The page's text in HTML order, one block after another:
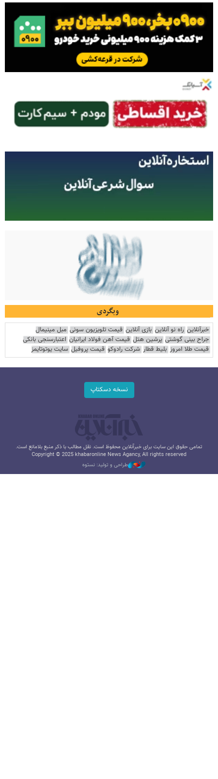
وبگردی
خبرآنلاین راه نو آنلاین بازی آنلاین قیمت تلویزیون سونی مبل مینیمال
جراح بینی گوشتی پرشین هتل قیمت آهن فولاد ایرانیان اعتبارسنجی بانکی
قیمت طلا امروز بلیط قطار شرکت رادوکو قیمت پروفیل سایت یوتوتایمز
نسخه دسکتاپ
تمامی حقوق این سایت برای خبرآنلاین محفوظ است. نقل مطالب با ذکر منبع بلامانع است.
Copyright © 2025 khabaronline News Agancy, All rights reserved
طراحی و تولید: نستوه